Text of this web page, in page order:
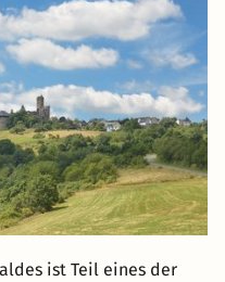
ist Teil eines der